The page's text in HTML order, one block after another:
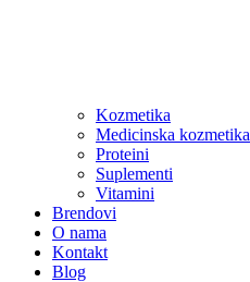
Kozmetika
Medicinska kozmetika
Proteini
Suplementi
Vitamini
Brendovi
O nama
Kontakt
Blog